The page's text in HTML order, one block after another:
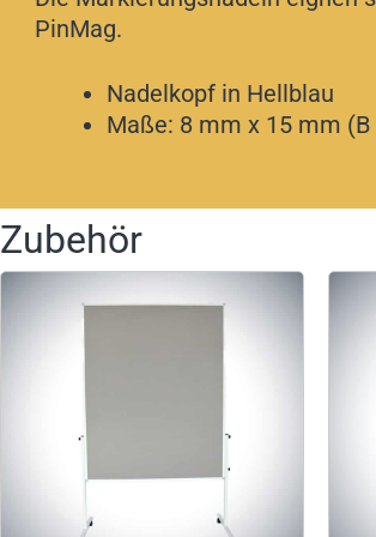
PinMag.
Nadelkopf in Hellblau
Maße: 8 mm x 15 mm (B
Zubehör